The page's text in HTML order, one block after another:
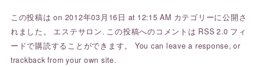
この投稿は on 2012年03月16日 at 12:15 AM カテゴリーに公開さ
れました。 エステサロン. この投稿へのコメントは RSS 2.0 フィ
ードで購読することができます。 You can leave a response, or
trackback from your own site.